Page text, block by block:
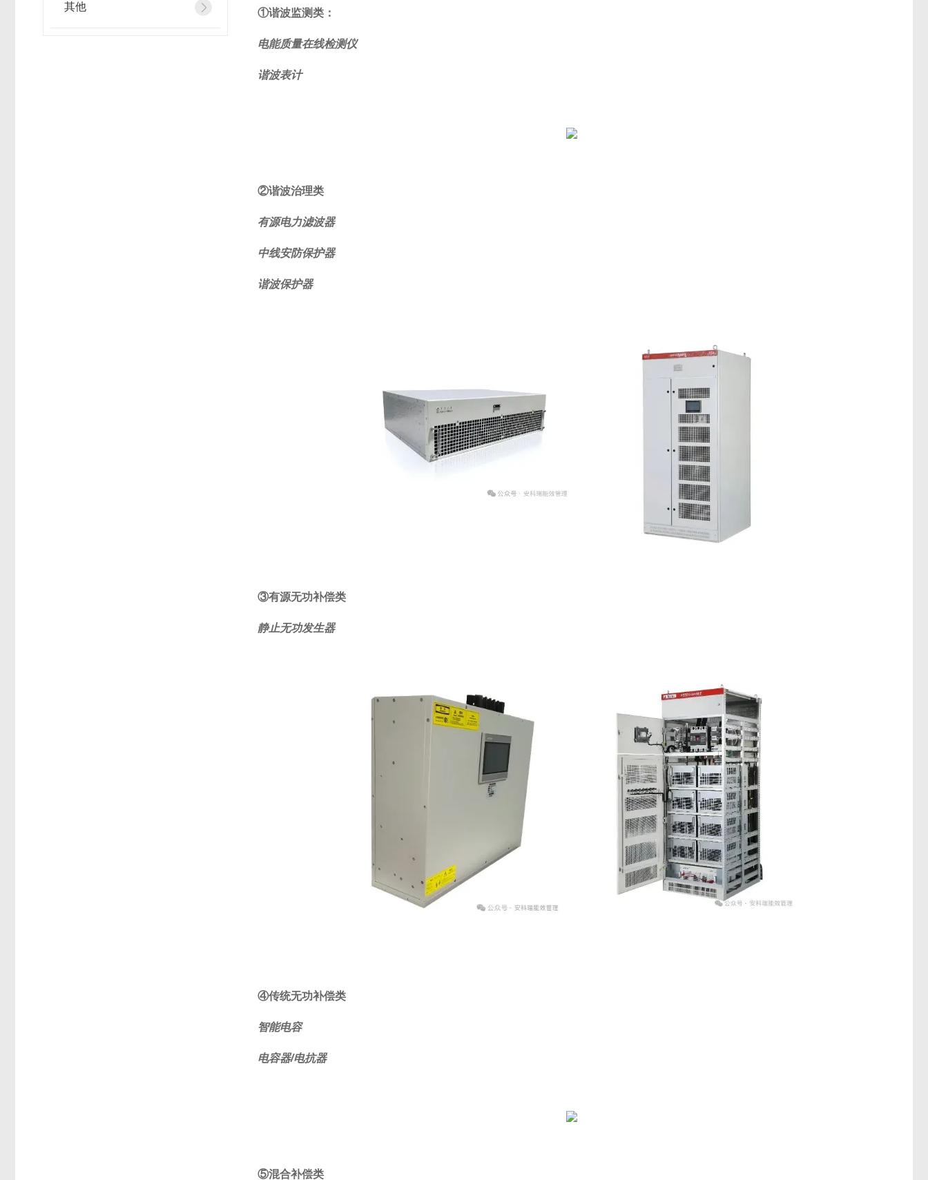
其他
①谐波监测类：
电能质量在线检测仪
谐波表计
②谐波治理类
有源电力滤波器
中线安防保护器
谐波保护器
③有源无功补偿类
静止无功发生器
④传统无功补偿类
智能电容
电容器/电抗器
⑤混合补偿类